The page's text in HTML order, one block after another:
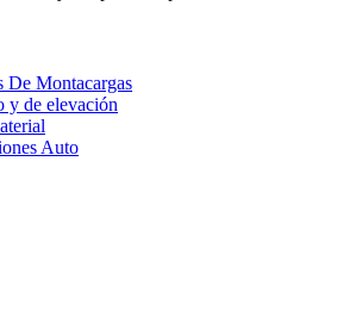
De Montacargas
y de elevación
Auto